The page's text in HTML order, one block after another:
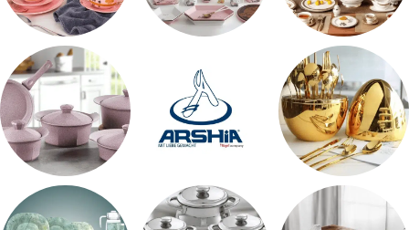
طقم سفره شاي بالجاتوه
ARSHiA حلل جرانيت